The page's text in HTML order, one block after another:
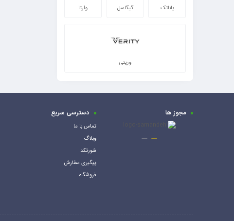
پاناتک گیگاسل وارتا
وریتی
مجوز ها دسترسی سریع
تماس با ما
وبلاگ
شورتکد
پیگیری سفارش
فروشگاه